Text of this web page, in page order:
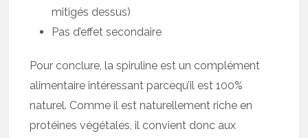
mitigés dessus)
Pas d’effet secondaire
Pour conclure, la spiruline est un complément
alimentaire intéressant parcequ’il est 100%
naturel. Comme il est naturellement riche en
protéines végétales, il convient donc aux